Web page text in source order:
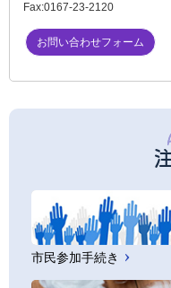
Fax:0167-23-2120
お問い合わせフォーム
市民参加手続き